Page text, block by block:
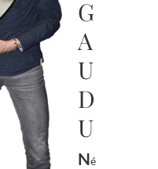
G
A
U
D
U
Né